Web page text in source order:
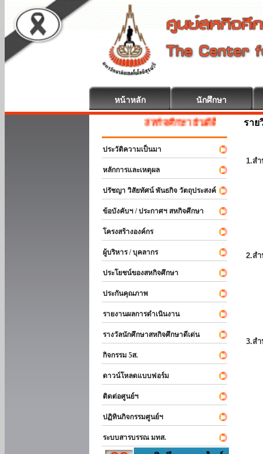
หน้าหลัก นักศึกษา
สหกิจศึกษา ยินดีต้อนรับ
ประวัติความเป็นมา
หลักการและเหตุผล
ปรัชญา วิสัยทัศน์ พันธกิจ วัตถุประสงค์
ข้อบังคับฯ / ประกาศฯ สหกิจศึกษา
โครงสร้างองค์กร
ผู้บริหาร / บุคลากร
ประโยชน์ของสหกิจศึกษา
ประกันคุณภาพ
รายงานผลการดำเนินงาน
รางวัลนักศึกษาสหกิจศึกษาดีเด่น
กิจกรรม 5ส.
ดาวน์โหลดแบบฟอร์ม
ติดต่อศูนย์ฯ
ปฏิทินกิจกรรมศูนย์ฯ
ระบบสารบรรณ มทส.
ราย
1.ส
2.ส
3.ส